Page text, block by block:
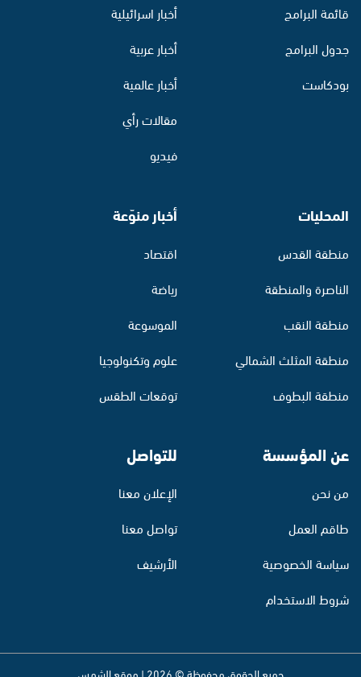
قائمة البرامج
جدول البرامج
بودكاست
أخبار اسرائيلية
أخبار عربية
أخبار عالمية
مقالات رأي
فيديو
المحليات
منطقة القدس
الناصرة والمنطقة
منطقة النقب
منطقة المثلث الشمالي
منطقة البطوف
أخبار منوّعة
اقتصاد
رياضة
الموسوعة
علوم وتكنولوجيا
توقعات الطقس
عن المؤسسة
من نحن
طاقم العمل
سياسة الخصوصية
شروط الاستخدام
للتواصل
الإعلان معنا
تواصل معنا
الأرشيف